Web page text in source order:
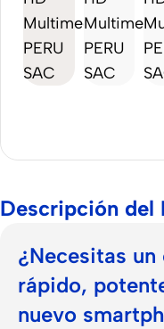
Descripción del
¿Necesitas
rápido,
nuevo